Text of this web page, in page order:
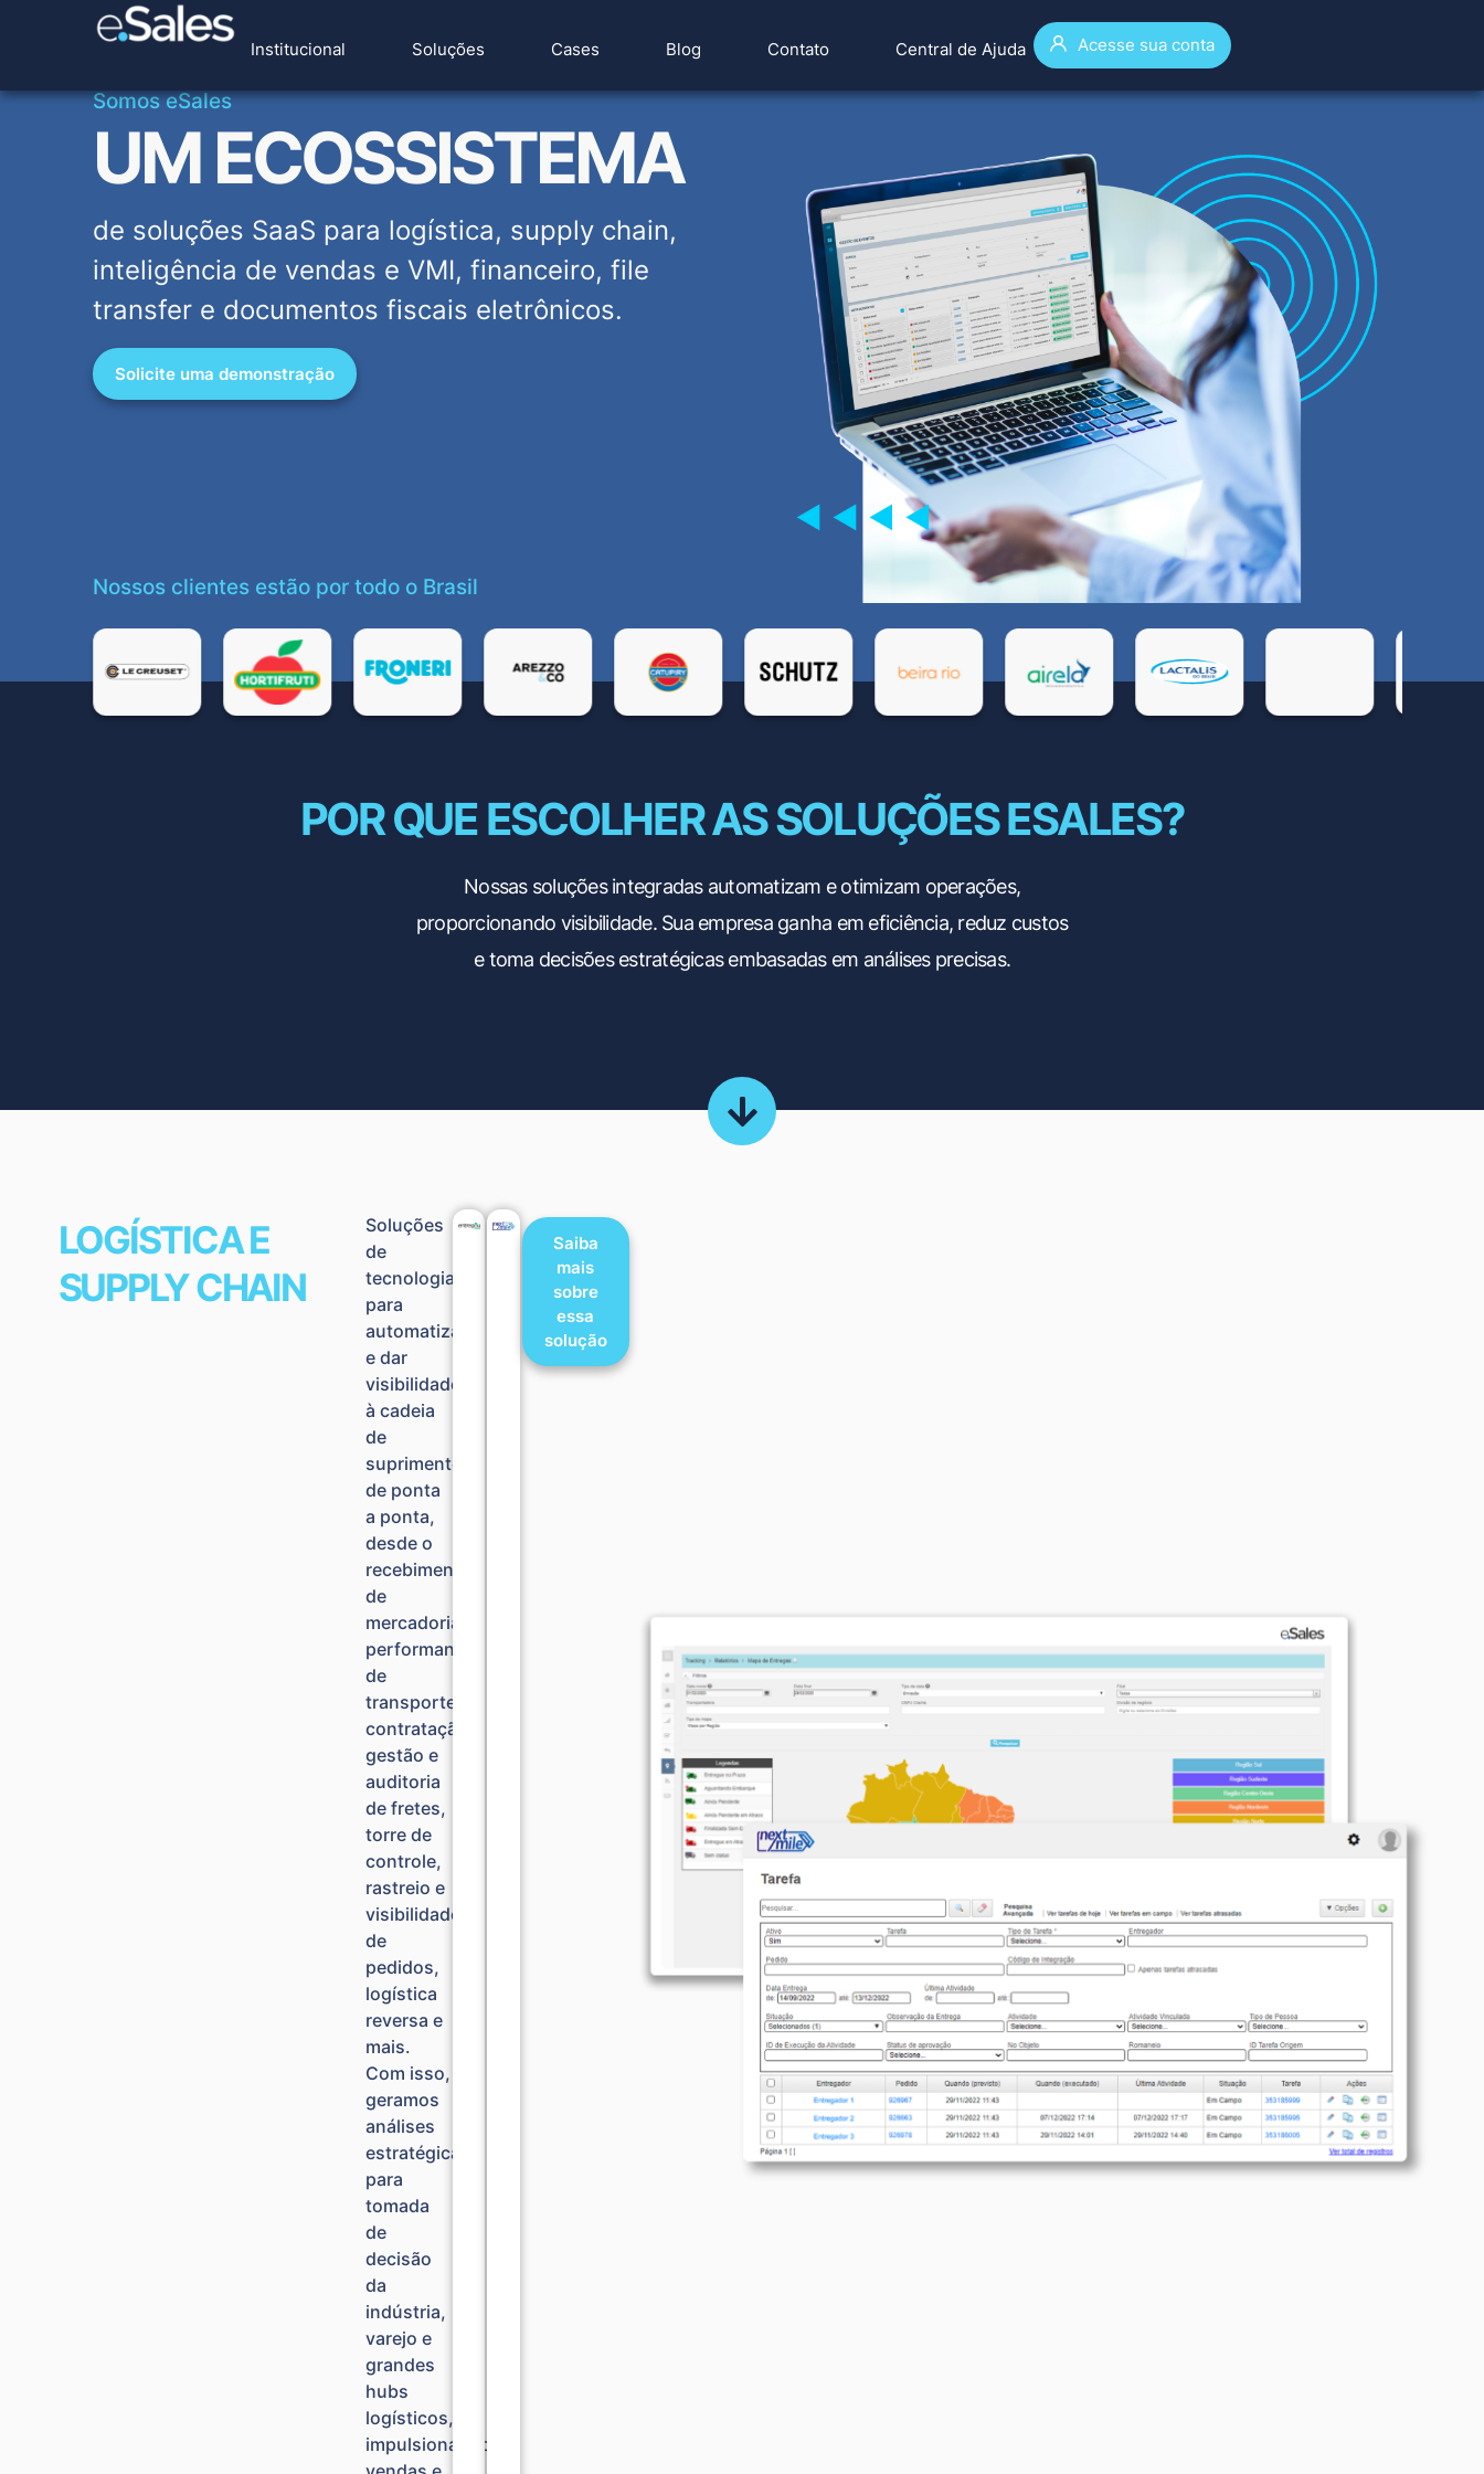
Institucional Soluções Cases Blog Contato Central de Ajuda Acesse sua conta
Somos eSales
UM ECOSSISTEMA
de soluções SaaS para logística, supply chain,
inteligência de vendas e VMI, financeiro, file
transfer e documentos fiscais eletrônicos.
Solicite uma demonstração
Nossos clientes estão por todo o Brasil
POR QUE ESCOLHER AS SOLUÇÕES ESALES?
Nossas soluções integradas automatizam e otimizam operações,
proporcionando visibilidade. Sua empresa ganha em eficiência, reduz custos
e toma decisões estratégicas embasadas em análises precisas.
LOGÍSTICA E
SUPPLY CHAIN​
Soluções
de
tecnologia
para
automatizar
e dar
visibilidade
à cadeia
de
suprimentos
de ponta
a ponta,
desde o
recebimento
de
mercadorias,
performance
de
transporte,
contratação,
gestão e
auditoria
de fretes,
torre de
controle,
rastreio e
visibilidade
de
pedidos,
logística
reversa e
mais.
Com isso,
geramos
análises
estratégicas
para
tomada
de
decisão
da
indústria,
varejo e
grandes
hubs
logísticos,
impulsionando
Saiba
mais
sobre
essa
solução